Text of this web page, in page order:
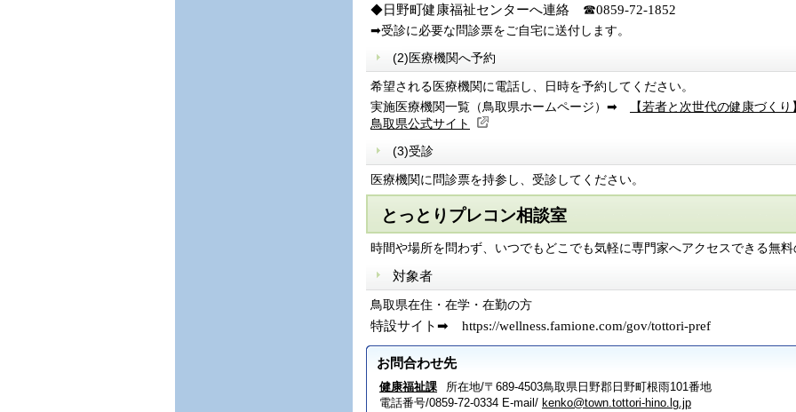
◆日野町健康福祉センターへ連絡 ☎0859-72-1852
➡受診に必要な問診票をご自宅に送付します。
(2)医療機関へ予約
希望される医療機関に電話し、日時を予約してください。
実施医療機関一覧（鳥取県ホームページ）➡
【若者と次世代の健康づく
鳥取県公式サイト
(3)受診
医療機関に問診票を持参し、受診してください。
とっとりプレコン相談室
時間や場所を問わず、いつでもどこでも気軽に専門家へアクセスできる無
対象者
鳥取県在住・在学・在勤の方
特設サイト➡ https://wellness.famione.com/gov/tottori-pref
お問合わせ先
健康福祉課
所在地/〒689-4503鳥取県日野郡日野町根雨101番地
電話番号/0859-72-0334 E-mail/ kenko@town.tottori-hino.lg.jp